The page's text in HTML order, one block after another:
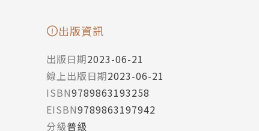
出版資訊
出版日期2023-06-21
線上出版日期2023-06-21
ISBN9789863193258
EISBN9789863197942
分級普級